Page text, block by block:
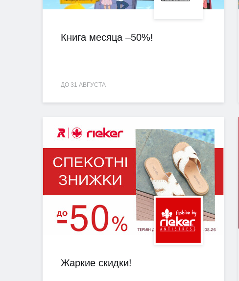
Книга месяца –50%!
ДО 31 АВГУСТА
Жаркие скидки!